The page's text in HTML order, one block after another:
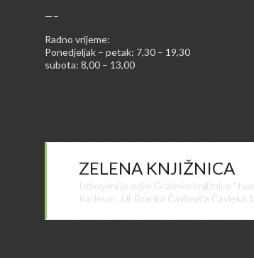
—–
Radno vrijeme:
Ponedjeljak – petak: 7,30 – 19,30
subota: 8,00 – 13,00
ZELENA KNJIŽNICA
Izdvojeni je odjel Gradske knjižnice
Karlovac, Ul. Branka Čavlovića Čavleka